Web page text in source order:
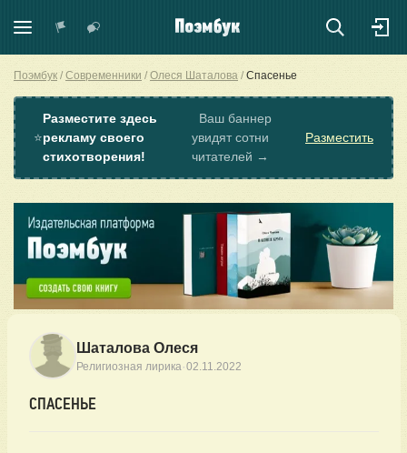
Поэмбук Современники Олеся Шаталова Спасенье
⭐
Разместите здесь
рекламу своего
стихотворения!
Ваш баннер
увидят сотни
читателей →
Разместить
Шаталова Олеся
Религиозная лирика·02.11.2022
СПАСЕНЬЕ